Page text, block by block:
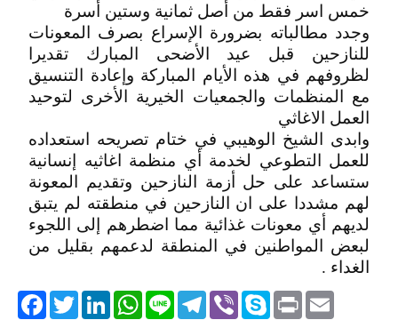
خمس اسر فقط من أصل ثمانية وستين أسرة
وجدد مطالباته بضرورة الإسراع بصرف المعونات
للنازحين قبل عيد الأضحى المبارك تقديرا
لظروفهم في هذه الأيام المباركة وإعادة التنسيق
مع المنظمات والجمعيات الخيرية الأخرى لتوحيد
العمل الاغاثي
وابدى الشيخ الوهيبي في ختام تصريحه استعداده
للعمل التطوعي لخدمة أي منظمة اغاثيه إنسانية
ستساعد على حل أزمة النازحين وتقديم المعونة
لهم مشددا على ان النازحين في منطقته لم يتبق
لديهم أي معونات غذائية مما اضطرهم إلى اللجوء
لبعض المواطنين في المنطقة لدعمهم بقليل من
الغداء .
TwitterLinkedIn
WhatsApp Line
Telegram ViberSkype PrintEmail